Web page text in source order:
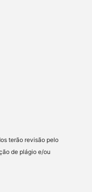
terão revisão pelo
de plágio e/ou